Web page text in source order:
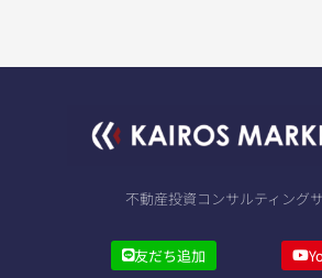
不動産投資コンサルティング
友だち追加